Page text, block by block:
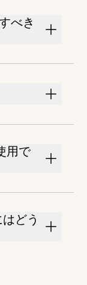
べき
用で
どう